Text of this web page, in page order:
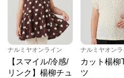
ナルミヤオンライン
【スマイル/冷感/
リンク】楊柳チュ
ナルミヤオンラ
カット楊柳
ツ
公式EC
※外部サイトが
ナルミヤオンライン
ナルミヤオンライン公式通販